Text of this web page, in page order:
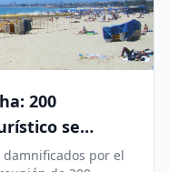
200
se
2023
por el